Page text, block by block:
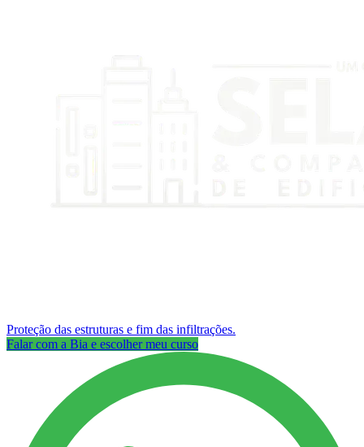
Proteção das estruturas e fim das infiltrações.
Falar com a Bia e escolher meu curso